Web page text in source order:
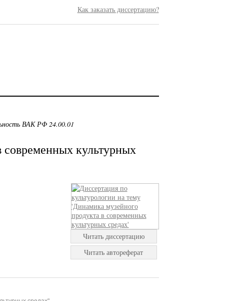
Как заказать диссертацию?
ВАК РФ 24.00.01
культурных
Читать диссертацию
Читать автореферат